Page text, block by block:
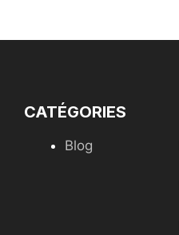
CATÉGORIES
Blog